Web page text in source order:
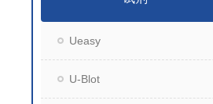
Ueasy
U-Blot